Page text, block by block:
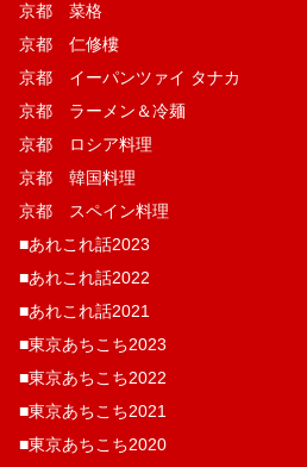
京都 菜格
京都 仁修樓
京都 イーパンツァイ タナカ
京都 ラーメン＆冷麺
京都 ロシア料理
京都 韓国料理
京都 スペイン料理
■あれこれ話2023
■あれこれ話2022
■あれこれ話2021
■東京あちこち2023
■東京あちこち2022
■東京あちこち2021
■東京あちこち2020